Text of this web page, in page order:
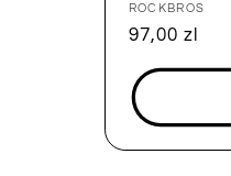
Dostawca:
ROCKBROS
Cena
97,00 zl